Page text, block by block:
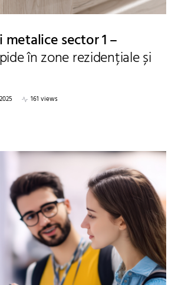
metalice sector 1 –
în zone rezidențiale și
161 views